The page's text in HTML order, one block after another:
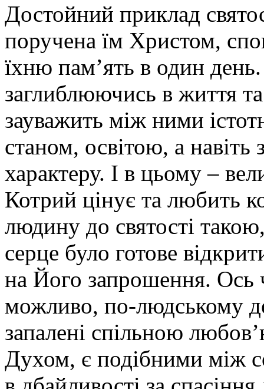
Достойний приклад
поручена їм Христом,
їхню пам’ять в один
заглиблюючись в життя
зауважить між ними
станом, освітою, а
характеру. І в цьому –
Котрий цінує та любить
людину до святості
серце було готове
на Його запрошення. Ось
можливо, по-людському
запалені спільною
Духом, є подібними між